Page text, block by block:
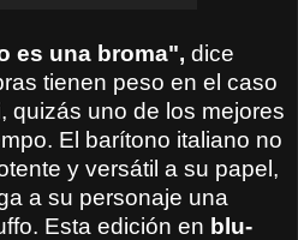
es una broma", dice
tienen peso en el caso
, quizás uno de los mejores
El barítono italiano no
y versátil a su papel,
a su personaje una
. Esta edición en blu-